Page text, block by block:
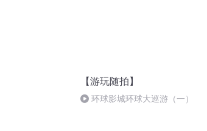
【游玩随拍】
环球影城环球大巡游（一）